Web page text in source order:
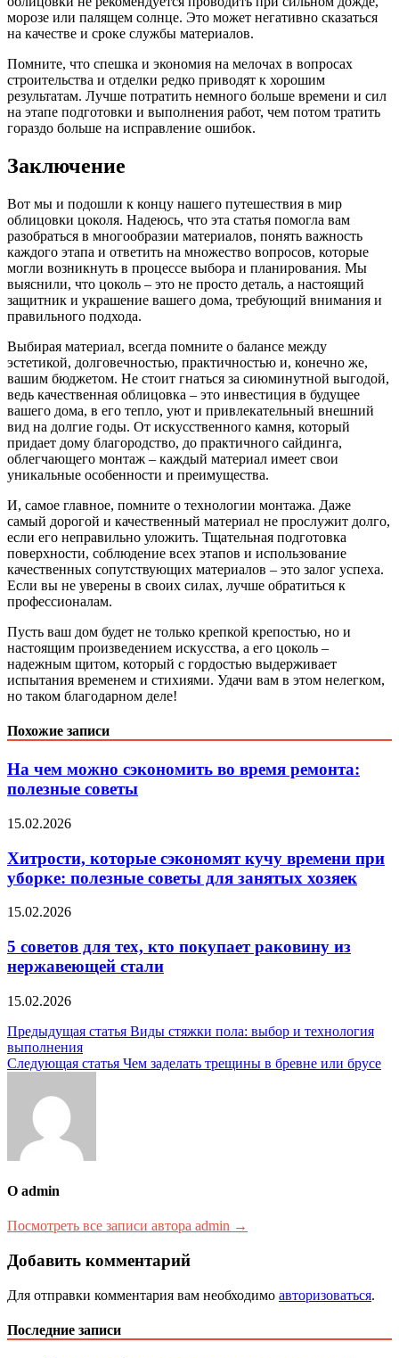
морозе или палящем солнце. Это может негативно сказаться
на качестве и сроке службы материалов.
Помните, что спешка и экономия на мелочах в вопросах
строительства и отделки редко приводят к хорошим
результатам. Лучше потратить немного больше времени и сил
на этапе подготовки и выполнения работ, чем потом тратить
гораздо больше на исправление ошибок.
Заключение
Вот мы и подошли к концу нашего путешествия в мир
облицовки цоколя. Надеюсь, что эта статья помогла вам
разобраться в многообразии материалов, понять важность
каждого этапа и ответить на множество вопросов, которые
могли возникнуть в процессе выбора и планирования. Мы
выяснили, что цоколь – это не просто деталь, а настоящий
защитник и украшение вашего дома, требующий внимания и
правильного подхода.
Выбирая материал, всегда помните о балансе между
эстетикой, долговечностью, практичностью и, конечно же,
вашим бюджетом. Не стоит гнаться за сиюминутной выгодой,
ведь качественная облицовка – это инвестиция в будущее
вашего дома, в его тепло, уют и привлекательный внешний
вид на долгие годы. От искусственного камня, который
придает дому благородство, до практичного сайдинга,
облегчающего монтаж – каждый материал имеет свои
уникальные особенности и преимущества.
И, самое главное, помните о технологии монтажа. Даже
самый дорогой и качественный материал не прослужит долго,
если его неправильно уложить. Тщательная подготовка
поверхности, соблюдение всех этапов и использование
качественных сопутствующих материалов – это залог успеха.
Если вы не уверены в своих силах, лучше обратиться к
профессионалам.
Пусть ваш дом будет не только крепкой крепостью, но и
настоящим произведением искусства, а его цоколь –
надежным щитом, который с гордостью выдерживает
испытания временем и стихиями. Удачи вам в этом нелегком,
но таком благодарном деле!
Похожие записи
На чем можно сэкономить во время ремонта:
полезные советы
15.02.2026
Хитрости, которые сэкономят кучу времени при
уборке: полезные советы для занятых хозяек
15.02.2026
5 советов для тех, кто покупает раковину из
нержавеющей стали
15.02.2026
Навигация
по
Предыдущая статья Виды стяжки пола: выбор и технология
выполнения
Следующая статья Чем заделать трещины в бревне или брусе
О admin
Посмотреть все записи автора admin →
Добавить комментарий
Для отправки комментария вам необходимо авторизоваться.
Последние записи